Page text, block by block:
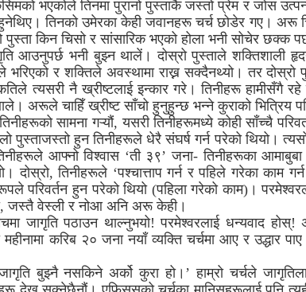
भएकोले तिनमा पुरानो पुस्ताकै जस्तो प्रेम र जोस
तिनको उमेरका केही जवानहरू चर्च छोडेर गए। अरू
किन चिसो र सांसारिक भएको होला भनी सोचेर छक्क
आउनुपर्छ भनी बुझ्न थालें। दोस्रो पुस्ताले शक्तिशाली
भरिएको र शक्तिले अवस्थामा राख्न सक्दैनथ्यो। तर
त्यसरी नै ख्रीष्टलाई इन्कार गरे। तिनीहरू हामीसँगै
अरूले चाहिँ ख्रीष्ट साँचो हुनुहुन्छ भन्ने कुराको भित्रिय
सामना गऱ्यौं, यसरी तिनीहरूमध्ये कोही साँच्चै
पुस्ताजस्तो हुन तिनीहरूले धेरै संघर्ष गर्न परेको थियो।
आफ्नो विश्वास ‘ती ३९’ जना- तिनीहरूका आमाबुबा
दोस्रो, तिनीहरूले ‘पश्चात्ताप गर्न र पहिले गरेका काम
परिवर्तन हुन परेको थियो (पहिला गरेको काम)।
जस्तै वेस्ली र नोआ अनि अरू केही।
जागृति पठाउन थाल्नुभयो! परमेश्वरलाई धन्यवाद होस्!
करिब २० जना नयाँ व्यक्ति चर्चमा आए र उद्धार
बुझ्नै नसकिने अर्को कुरा हो।’ हाम्रो चर्चले